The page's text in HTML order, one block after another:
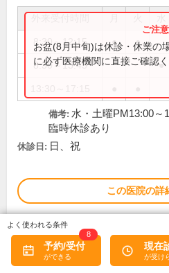
8:30～12:15 ● ●
8:30～13:45 ●
お盆(8月中旬)は休診・休業の
に必ず医療機関に直接ご確認く
備考: 水・土曜PM13:00～
臨時休診あり
休診日: 日、祝
この医院の詳
アクセス数※
予約/受付
8
現在